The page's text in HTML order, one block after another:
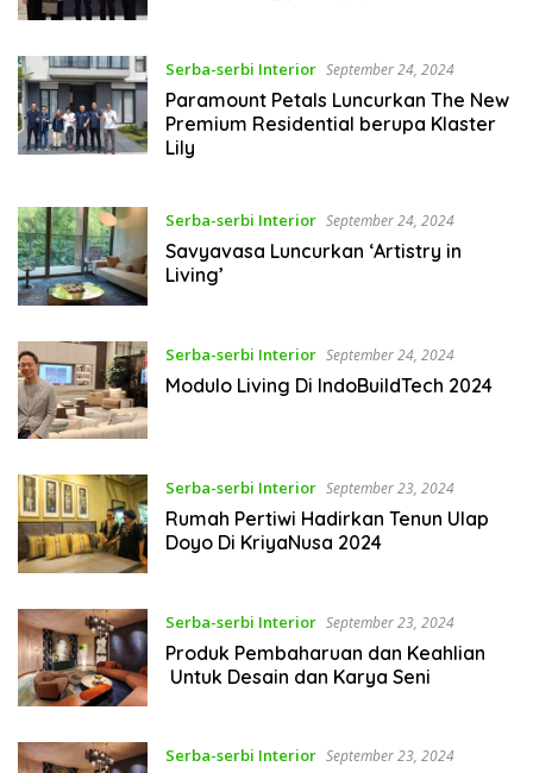
Serba-serbi Interior September 24, 2024
Paramount Petals Luncurkan The New
Premium Residential berupa Klaster
Lily
Serba-serbi Interior September 24, 2024
Savyavasa Luncurkan ‘Artistry in
Living’
Serba-serbi Interior September 24, 2024
Modulo Living Di IndoBuildTech 2024
Serba-serbi Interior September 23, 2024
Rumah Pertiwi Hadirkan Tenun Ulap
Doyo Di KriyaNusa 2024
Serba-serbi Interior September 23, 2024
Produk Pembaharuan dan Keahlian
Untuk Desain dan Karya Seni
Serba-serbi Interior September 23, 2024